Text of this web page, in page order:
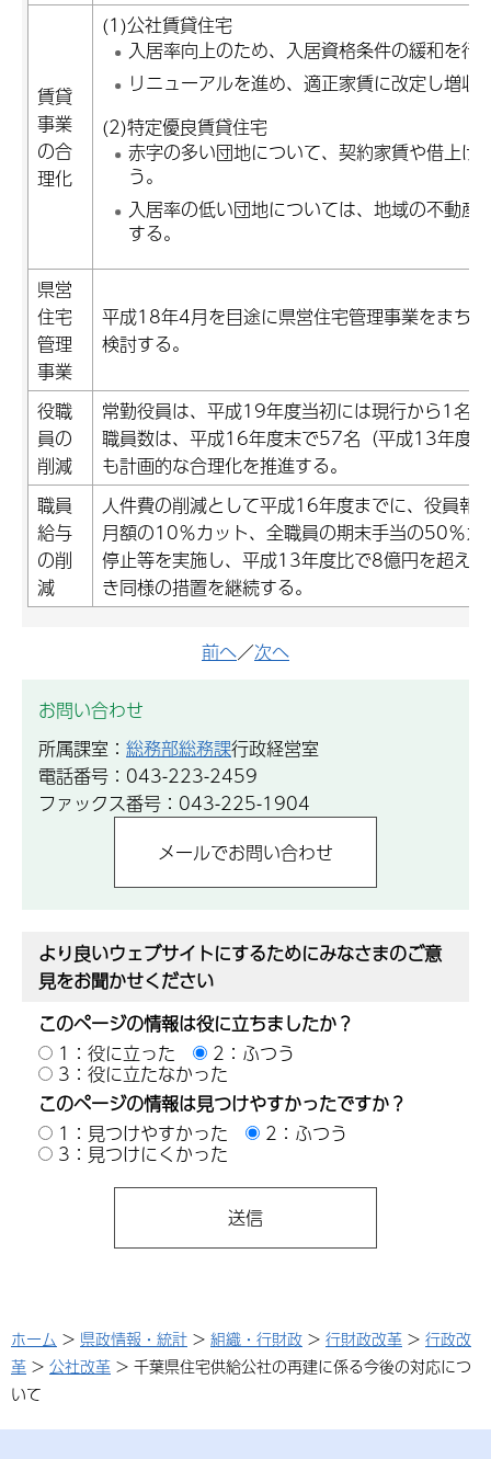
賃貸
事業
の合
理化
(1)公社賃貸住宅
入居率向上のため、入居資格条件の緩和を行
リニューアルを進め、適正家賃に改定し増収
(2)特定優良賃貸住宅
赤字の多い団地について、契約家賃や借上げ
う。
入居率の低い団地については、地域の不動産
する。
県営
住宅
管理
事業
平成18年4月を目途に県営住宅管理事業をまち
検討する。
役職
員の
削減
常勤役員は、平成19年度当初には現行から1名
職員数は、平成16年度末で57名（平成13年度
も計画的な合理化を推進する。
職員
給与
の削
減
人件費の削減として平成16年度までに、役員報
月額の10％カット、全職員の期末手当の50％
停止等を実施し、平成13年度比で8億円を超え
き同様の措置を継続する。
前へ／次へ
お問い合わせ
所属課室： 総務部総務課行政経営室
電話番号：043-223-2459
ファックス番号：043-225-1904
より良いウェブサイトにするためにみなさまのご意
見をお聞かせください
このページの情報は役に立ちましたか？
1：役に立った
2：ふつう
3：役に立たなかった
このページの情報は見つけやすかったですか？
1：見つけやすかった
2：ふつう
3：見つけにくかった
ホーム > 県政情報・統計 > 組織・行財政 > 行財政改革 > 行政改
革 > 公社改革 > 千葉県住宅供給公社の再建に係る今後の対応につ
いて